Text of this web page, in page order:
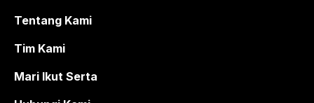
Tentang Kami
Tim Kami
Mari Ikut Serta